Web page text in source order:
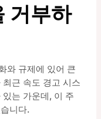
거부하
와 규제에 있어 큰
근 속도 경고 시스
는 가운데, 이 주
니다.